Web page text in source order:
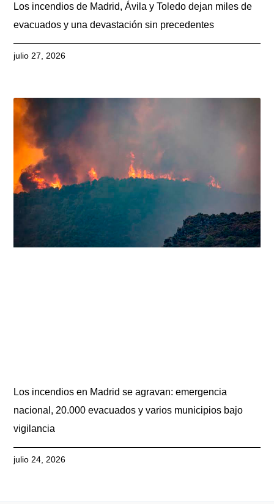
Los incendios de Madrid, Ávila y Toledo dejan miles de
evacuados y una devastación sin precedentes
julio 27, 2026
Los incendios en Madrid se agravan: emergencia
nacional, 20.000 evacuados y varios municipios bajo
vigilancia
julio 24, 2026